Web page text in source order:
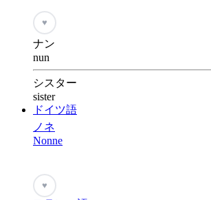
♥
ナン
nun
シスター
sister
ドイツ語
ノネ
Nonne
♥